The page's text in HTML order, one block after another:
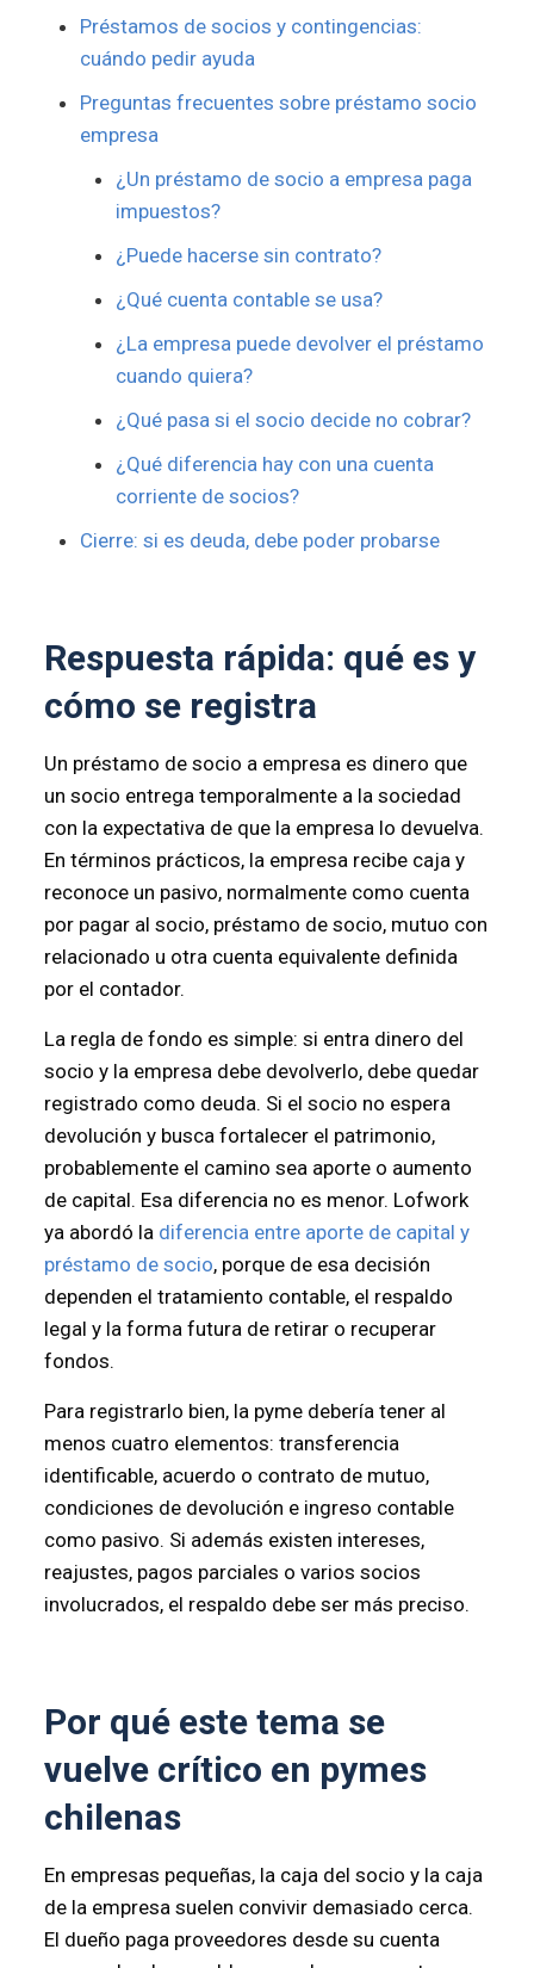
Préstamos de socios y contingencias:
cuándo pedir ayuda
Preguntas frecuentes sobre préstamo socio
empresa
¿Un préstamo de socio a empresa paga
impuestos?
¿Puede hacerse sin contrato?
¿Qué cuenta contable se usa?
¿La empresa puede devolver el préstamo
cuando quiera?
¿Qué pasa si el socio decide no cobrar?
¿Qué diferencia hay con una cuenta
corriente de socios?
Cierre: si es deuda, debe poder probarse
Respuesta rápida: qué es y
cómo se registra
Un préstamo de socio a empresa es dinero que
un socio entrega temporalmente a la sociedad
con la expectativa de que la empresa lo devuelva.
En términos prácticos, la empresa recibe caja y
reconoce un pasivo, normalmente como cuenta
por pagar al socio, préstamo de socio, mutuo con
relacionado u otra cuenta equivalente definida
por el contador.
La regla de fondo es simple: si entra dinero del
socio y la empresa debe devolverlo, debe quedar
registrado como deuda. Si el socio no espera
devolución y busca fortalecer el patrimonio,
probablemente el camino sea aporte o aumento
de capital. Esa diferencia no es menor. Lofwork
ya abordó la diferencia entre aporte de capital y
préstamo de socio, porque de esa decisión
dependen el tratamiento contable, el respaldo
legal y la forma futura de retirar o recuperar
fondos.
Para registrarlo bien, la pyme debería tener al
menos cuatro elementos: transferencia
identificable, acuerdo o contrato de mutuo,
condiciones de devolución e ingreso contable
como pasivo. Si además existen intereses,
reajustes, pagos parciales o varios socios
involucrados, el respaldo debe ser más preciso.
Por qué este tema se
vuelve crítico en pymes
chilenas
En empresas pequeñas, la caja del socio y la caja
de la empresa suelen convivir demasiado cerca.
El dueño paga proveedores desde su cuenta